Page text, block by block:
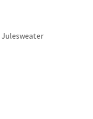
Julesweater